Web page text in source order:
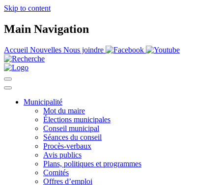
Skip to content
Main Navigation
Accueil Nouvelles Nous joindre
Municipalité
Mot du maire
Élections municipales
Conseil municipal
Séances du conseil
Procès-verbaux
Avis publics
Plans, politiques et programmes
Comités
Offres d’emploi